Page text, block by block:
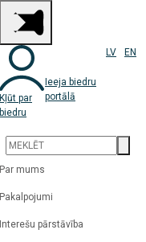
Kļūt par
biedru
Ieeja biedru
portālā
LV EN
Par mums
Pakalpojumi
Interešu pārstāvība